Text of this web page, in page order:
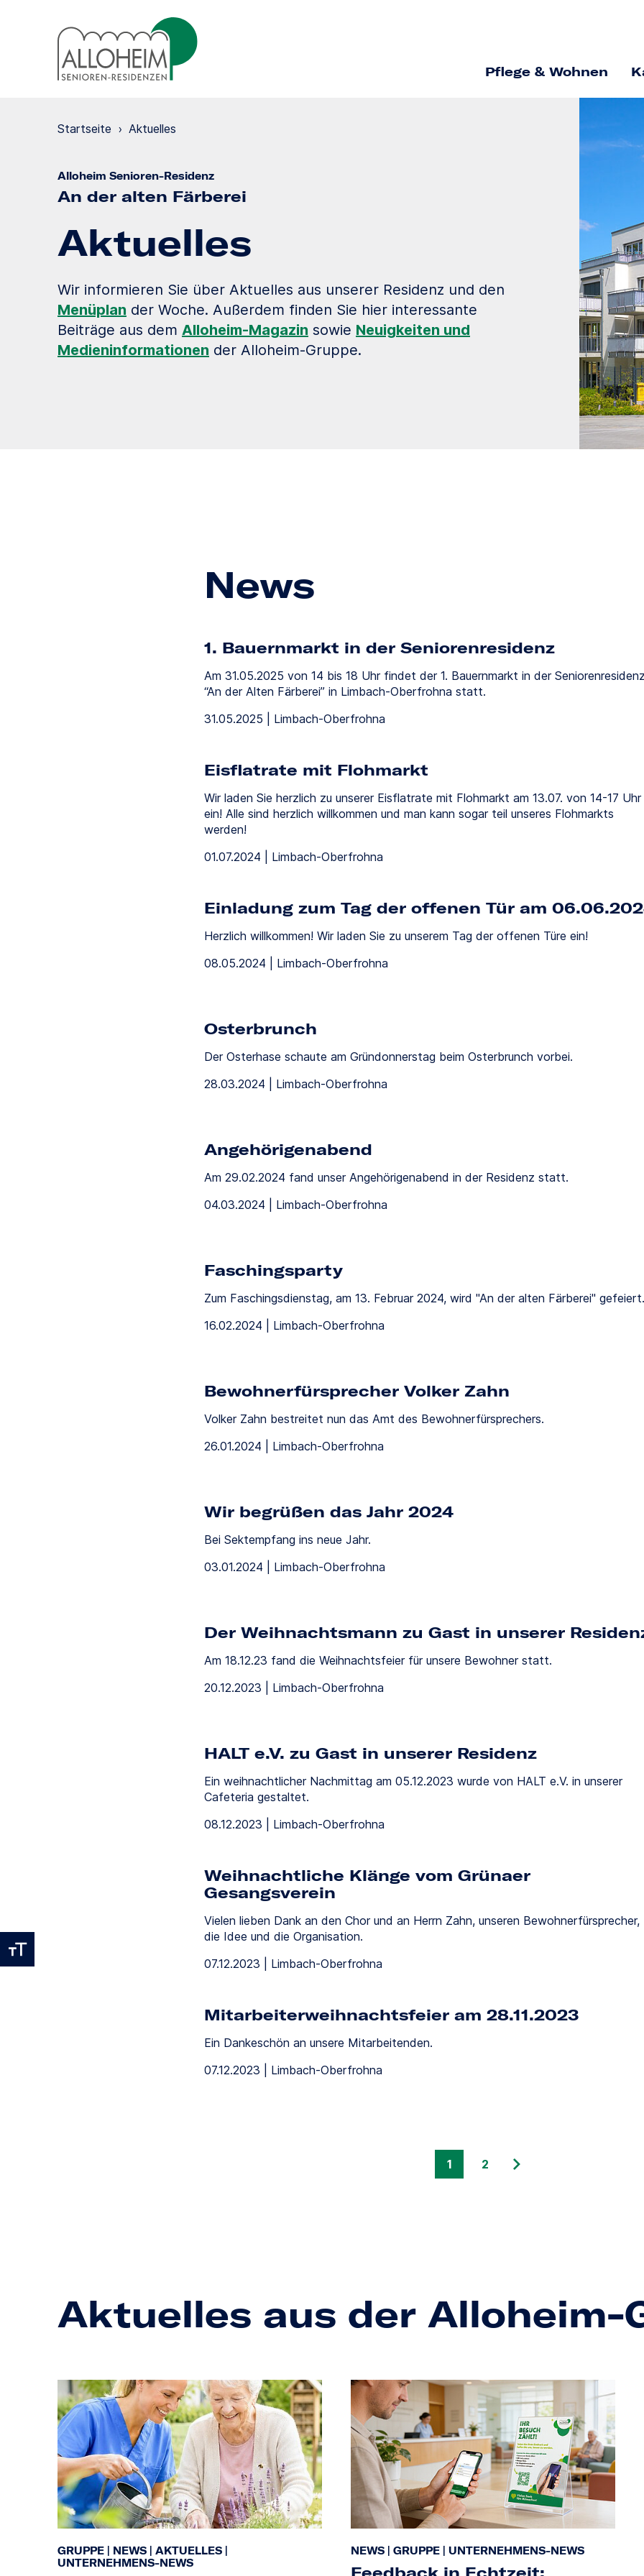
Pflege & Wohnen
Startseite › Aktuelles
Alloheim Senioren-Residenz
An der alten Färberei
Aktuelles
Wir informieren Sie über Aktuelles aus unserer Residenz und den
Menüplan der Woche. Außerdem finden Sie hier interessante
Beiträge aus dem Alloheim-Magazin sowie Neuigkeiten und
Medieninformationen der Alloheim-Gruppe.
News
1. Bauernmarkt in der Seniorenresidenz
Am 31.05.2025 von 14 bis 18 Uhr findet der 1. Bauernmarkt in der
“An der Alten Färberei” in Limbach-Oberfrohna statt.
31.05.2025 | Limbach-Oberfrohna
Eisflatrate mit Flohmarkt
Wir laden Sie herzlich zu unserer Eisflatrate mit Flohmarkt am 13.07. von 14-17 Uhr
ein! Alle sind herzlich willkommen und man kann sogar teil unseres Flohmarkts
werden!
01.07.2024 | Limbach-Oberfrohna
Einladung zum Tag der offenen Tür am
Herzlich willkommen! Wir laden Sie zu unserem Tag der offenen Türe ein!
08.05.2024 | Limbach-Oberfrohna
Osterbrunch
Der Osterhase schaute am Gründonnerstag beim Osterbrunch vorbei.
28.03.2024 | Limbach-Oberfrohna
Angehörigenabend
Am 29.02.2024 fand unser Angehörigenabend in der Residenz statt.
04.03.2024 | Limbach-Oberfrohna
Faschingsparty
Zum Faschingsdienstag, am 13. Februar 2024, wird "An der alten Färberei" gefeiert.
16.02.2024 | Limbach-Oberfrohna
Bewohnerfürsprecher Volker Zahn
Volker Zahn bestreitet nun das Amt des Bewohnerfürsprechers.
26.01.2024 | Limbach-Oberfrohna
Wir begrüßen das Jahr 2024
Bei Sektempfang ins neue Jahr.
03.01.2024 | Limbach-Oberfrohna
Der Weihnachtsmann zu Gast in unserer
Am 18.12.23 fand die Weihnachtsfeier für unsere Bewohner statt.
20.12.2023 | Limbach-Oberfrohna
HALT e.V. zu Gast in unserer Residenz
Ein weihnachtlicher Nachmittag am 05.12.2023 wurde von HALT e.V. in unserer
Cafeteria gestaltet.
08.12.2023 | Limbach-Oberfrohna
Weihnachtliche Klänge vom Grünaer
Gesangsverein
Vielen lieben Dank an den Chor und an Herrn Zahn, unseren Bewohnerfürsprecher,
die Idee und die Organisation.
07.12.2023 | Limbach-Oberfrohna
Mitarbeiterweihnachtsfeier am 28.11.2023
Ein Dankeschön an unsere Mitarbeitenden.
07.12.2023 | Limbach-Oberfrohna
1 2
Aktuelles aus der Alloheim-
GRUPPE NEWS AKTUELLES
UNTERNEHMENS-NEWS
NEWS GRUPPE UNTERNEHMENS-NEWS